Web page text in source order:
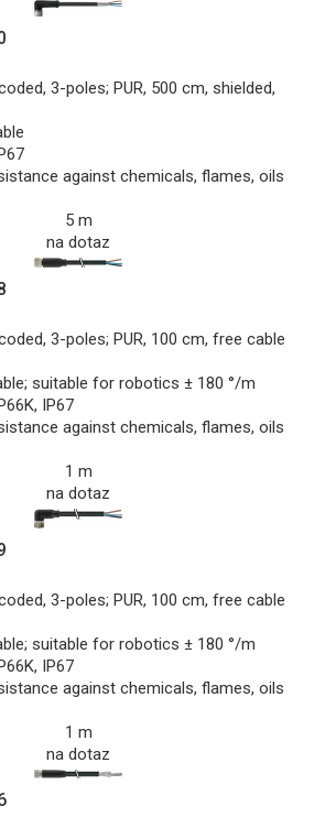
3-poles; PUR, 500 cm, shielded,
against chemicals, flames, oils
5 m
na dotaz
3-poles; PUR, 100 cm, free cable
suitable for robotics ± 180 °/m
IP67
against chemicals, flames, oils
1 m
na dotaz
3-poles; PUR, 100 cm, free cable
suitable for robotics ± 180 °/m
IP67
against chemicals, flames, oils
1 m
na dotaz